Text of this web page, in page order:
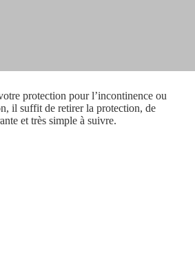
protection pour l’incontinence ou
il suffit de retirer la protection, de
et très simple à suivre.